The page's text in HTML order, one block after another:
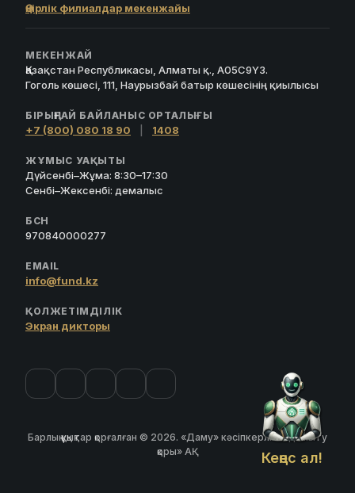
Кеңес ал!
Өңірлік филиалдар мекенжайы
МЕКЕНЖАЙ
Қазақстан Республикасы, Алматы қ., A05C9Y3.
Гоголь көшесі, 111, Наурызбай батыр көшесінің қиылысы
БІРЫҢҒАЙ БАЙЛАНЫС ОРТАЛЫҒЫ
+7 (800) 080 18 90 1408
ЖҰМЫС УАҚЫТЫ
Дүйсенбі–Жұма: 8:30–17:30
Сенбі–Жексенбі: демалыс
БСН
970840000277
EMAIL
info@fund.kz
ҚОЛЖЕТІМДІЛІК
Экран дикторы
Барлық құқықтар қорғалған © 2026. «Даму» кәсіпкерлікті дамыту
қоры» АҚ